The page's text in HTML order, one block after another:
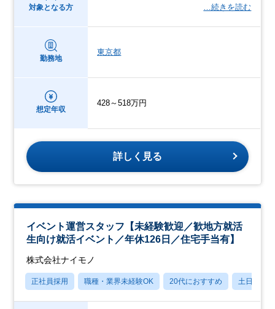
対象となる方
…続きを読む
勤務地
東京都
想定年収
428～518万円
詳しく見る
イベント運営スタッフ【未経験歓迎／歓地方就活
生向け就活イベント／年休126日／住宅手当有】
株式会社ナイモノ
正社員採用 職種・業界未経験OK 20代におすすめ 土日祝休み